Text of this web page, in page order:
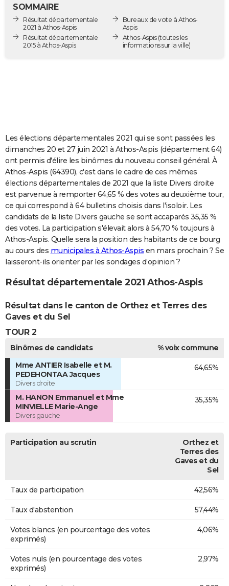
Destinations
City break
Voyage nature
Voyage de noces
Forum
Climat
GUIDES D'ACHAT
COPAINS D'AVANT
AVIS DE DÉCÈS
Bricolage
Lifestyle
Culture
Sport
Auto
Television
Voyage
Cinema
SOMMAIRE
Résultat départementale
2021 à Athos-Aspis
Résultat départementale
2015 à Athos-Aspis
Bureaux de vote à Athos-
Aspis
Athos-Aspis(toutes les
informations sur la ville)
Les élections départementales 2021 qui se sont passées les
dimanches 20 et 27 juin 2021 à Athos-Aspis (département 64)
ont permis d'élire les binômes du nouveau conseil général. À
Athos-Aspis (64390), c'est dans le cadre de ces mêmes
élections départementales de 2021 que la liste Divers droite
est parvenue à remporter 64,65 % des votes au deuxième tour,
ce qui correspond à 64 bulletins choisis dans l'isoloir. Les
candidats de la liste Divers gauche se sont accaparés 35,35 %
des votes. La participation s'élevait alors à 54,70 % toujours à
Athos-Aspis. Quelle sera la position des habitants de ce bourg
au cours des municipales à Athos-Aspis en mars prochain ? Se
laisseront-ils orienter par les sondages d’opinion ?
Résultat départementale 2021 Athos-Aspis
Résultat dans le canton de Orthez et Terres des
Gaves et du Sel
TOUR 2
Binômes de candidats
% voix commune
Mme ANTIER Isabelle et M.
PEDEHONTAA Jacques
Divers droite
64,65%
M. HANON Emmanuel et Mme
MINVIELLE Marie-Ange
Divers gauche
35,35%
Participation au scrutin
Orthez et
Terres des
Gaves et du
Sel
Taux de participation 42,56%
Taux d'abstention 57,44%
Votes blancs (en pourcentage des votes
exprimés)
4,06%
Votes nuls (en pourcentage des votes
exprimés)
2,97%